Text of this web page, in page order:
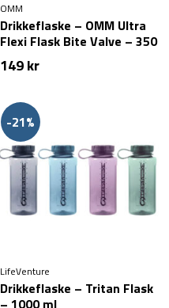
OMM
Drikkeflaske – OMM Ultra
Flexi Flask Bite Valve – 350
ml
149kr
-21%
LifeVenture
Drikkeflaske – Tritan Flask
– 1000 ml